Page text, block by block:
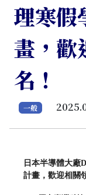
理寒假
畫，歡
名！
一般
日本半導體大廠
計畫，歡迎相關